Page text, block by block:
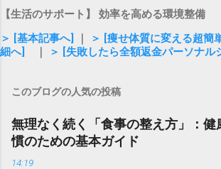
【生活のサポート】 効率を高める環境整備
＞ [基本記事へ]
＞ [痩せ体質に変える超簡
細へ]
＞ [失敗したら全額返金パーソナル
このブログの人気の投稿
無理なく続く「食事の整え方」：健
慣のための基本ガイド
14:19